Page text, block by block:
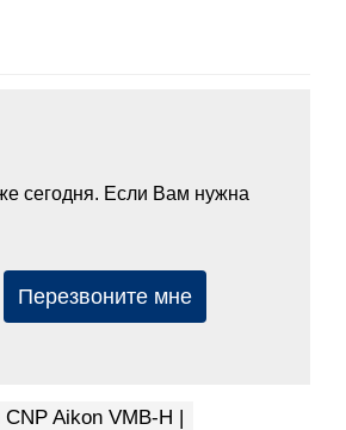
сегодня. Если Вам нужна
Перезвоните мне
Aikon VMB-H |